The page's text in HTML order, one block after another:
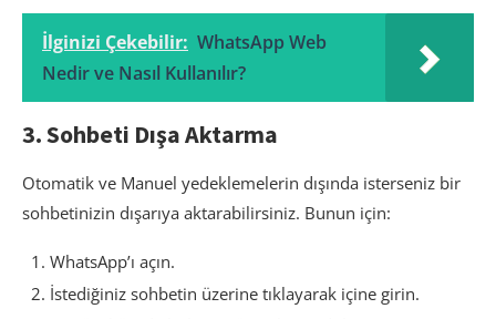
İlginizi Çekebilir: WhatsApp Web
Nedir ve Nasıl Kullanılır?
3. Sohbeti Dışa Aktarma
Otomatik ve Manuel yedeklemelerin dışında isterseniz bir
sohbetinizin dışarıya aktarabilirsiniz. Bunun için:
WhatsApp’ı açın.
İstediğiniz sohbetin üzerine tıklayarak içine girin.